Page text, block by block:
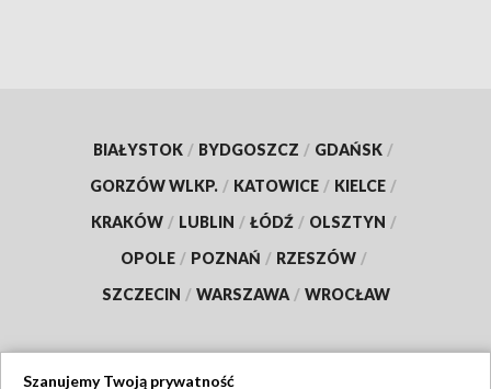
BIAŁYSTOK / BYDGOSZCZ / GDAŃSK /
GORZÓW WLKP. / KATOWICE / KIELCE /
KRAKÓW / LUBLIN / ŁÓDŹ / OLSZTYN /
OPOLE / POZNAŃ / RZESZÓW /
SZCZECIN / WARSZAWA / WROCŁAW
Szanujemy Twoją prywatność